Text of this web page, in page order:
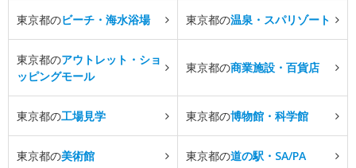
東京都のビーチ・海水浴場 東京都の温泉・スパリゾート
東京都のアウトレット・ショ
ッピングモール
東京都の商業施設・百貨店
東京都の工場見学 東京都の博物館・科学館
東京都の美術館 東京都の道の駅・SA/PA